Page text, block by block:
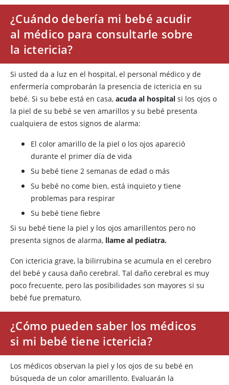
¿Cuándo debería mi bebé acudir
al médico para consultarle sobre
la ictericia?
Si usted da a luz en el hospital, el personal médico y de
enfermería comprobarán la presencia de ictericia en su
bebé. Si su bebe está en casa, acuda al hospital si los ojos o
la piel de su bebé se ven amarillos y su bebé presenta
cualquiera de estos signos de alarma:
El color amarillo de la piel o los ojos apareció
durante el primer día de vida
Su bebé tiene 2 semanas de edad o más
Su bebé no come bien, está inquieto y tiene
problemas para respirar
Su bebé tiene fiebre
Si su bebé tiene la piel y los ojos amarillentos pero no
presenta signos de alarma, llame al pediatra.
Con ictericia grave, la bilirrubina se acumula en el cerebro
del bebé y causa daño cerebral. Tal daño cerebral es muy
poco frecuente, pero las posibilidades son mayores si su
bebé fue prematuro.
¿Cómo pueden saber los médicos
si mi bebé tiene ictericia?
Los médicos observan la piel y los ojos de su bebé en
búsqueda de un color amarillento. Evaluarán la